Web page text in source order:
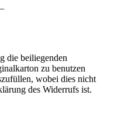
die beiliegenden
zu benutzen
wobei dies nicht
des Widerrufs ist.